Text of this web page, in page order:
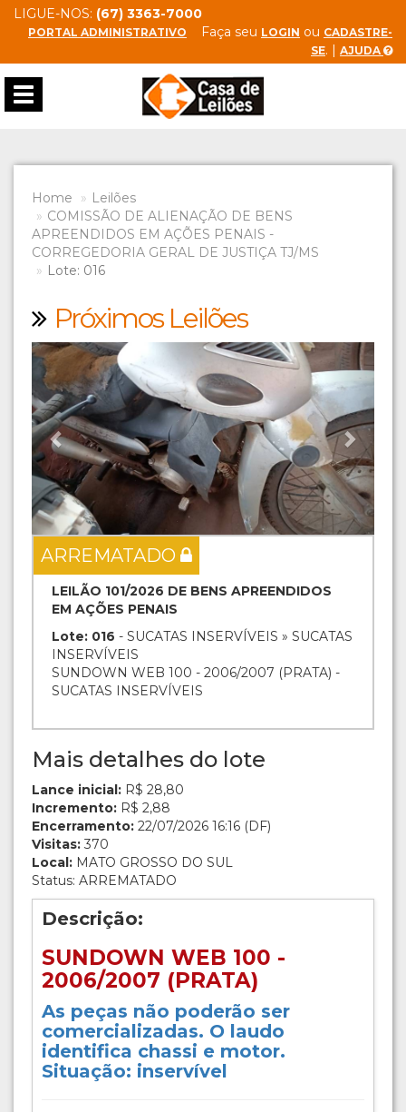
LIGUE-NOS: (67) 3363-7000
PORTAL ADMINISTRATIVO Faça seu LOGIN ou CADASTRE-
SE. | AJUDA
Toggle
navigation
Home
Leilões
COMISSÃO DE ALIENAÇÃO DE BENS
APREENDIDOS EM AÇÕES PENAIS -
CORREGEDORIA GERAL DE JUSTIÇA TJ/MS
Lote: 016
Próximos Leilões
Previous Next
ARREMATADO
LEILÃO 101/2026 DE BENS APREENDIDOS
EM AÇÕES PENAIS
Lote: 016 - SUCATAS INSERVÍVEIS » SUCATAS
INSERVÍVEIS
SUNDOWN WEB 100 - 2006/2007 (PRATA) -
SUCATAS INSERVÍVEIS
Mais detalhes do lote
Lance inicial: R$ 28,80
Incremento: R$ 2,88
Encerramento: 22/07/2026 16:16 (DF)
Visitas: 370
Local: MATO GROSSO DO SUL
Status: ARREMATADO
Descrição:
SUNDOWN WEB 100 -
2006/2007 (PRATA)
As peças não poderão ser
comercializadas. O laudo
identifica chassi e motor.
Situação: inservível